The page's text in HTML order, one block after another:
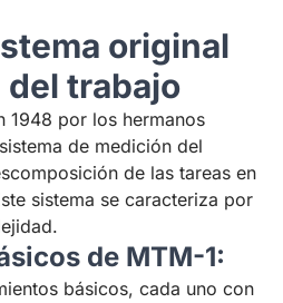
original
trabajo
1948 por los hermanos
de medición del
de las tareas en
sistema se caracteriza por
de MTM-1:
básicos, cada uno con